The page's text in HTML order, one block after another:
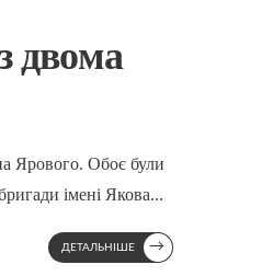
двома
Ярового. Обоє були
імені Якова...
ДЕТАЛЬНІШЕ →